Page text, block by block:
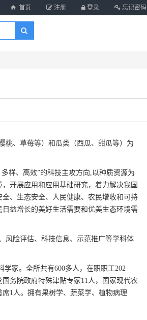
忘记密码
登录
注册
首页
桃、草莓等）和瓜类（西瓜、甜瓜等）为
样、高效”的科技主攻方向,以种质资源为
开展应用和应用基础研究，着力解决我国
、生态安全、人民健康、农民增收和可持
益增长的美好生活需要和优美生态环境需
风险评估、科技信息、示范推广等学科体
家。全所共有600多人，在职职工202
务院政府特殊津贴专家11人，国家现代农
1人。拥有果树学、蔬菜学、植物病理